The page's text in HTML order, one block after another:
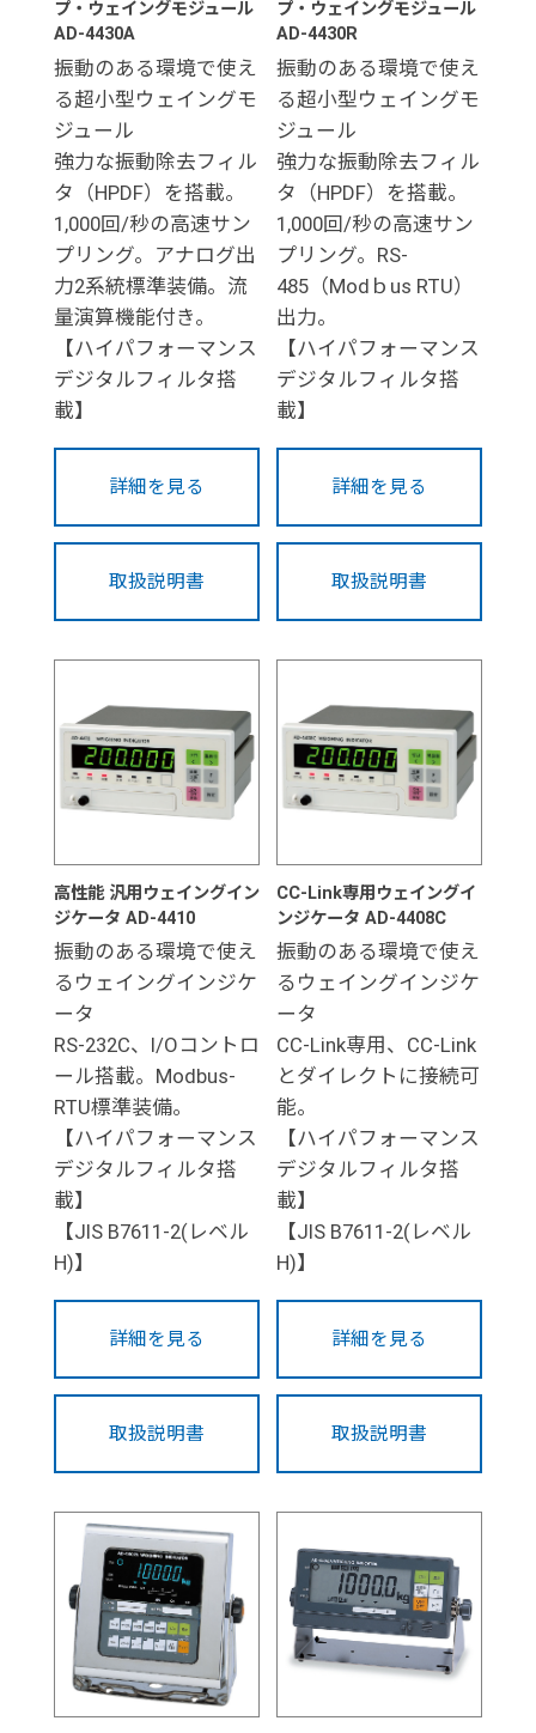
プ・ウェイングモジュール
AD-4430A
振動のある環境で使え
る超小型ウェイングモ
ジュール
強力な振動除去フィル
タ（HPDF）を搭載。
1,000回/秒の高速サン
プリング。アナログ出
力2系統標準装備。流
量演算機能付き。
【ハイパフォーマンス
デジタルフィルタ搭
載】
詳細を見る
取扱説明書
プ・ウェイングモジュール
AD-4430R
振動のある環境で使え
る超小型ウェイングモ
ジュール
強力な振動除去フィル
タ（HPDF）を搭載。
1,000回/秒の高速サン
プリング。RS-
485（Modｂus RTU）
出力。
【ハイパフォーマンス
デジタルフィルタ搭
載】
詳細を見る
取扱説明書
高性能 汎用ウェイングイン
ジケータ AD-4410
振動のある環境で使え
るウェイングインジケ
ータ
RS-232C、I/Oコントロ
ール搭載。Modbus-
RTU標準装備。
【ハイパフォーマンス
デジタルフィルタ搭
載】
【JIS B7611-2(レベル
H)】
詳細を見る
取扱説明書
CC-Link専用ウェイングイ
ンジケータ AD-4408C
振動のある環境で使え
るウェイングインジケ
ータ
CC-Link専用、CC-Link
とダイレクトに接続可
能。
【ハイパフォーマンス
デジタルフィルタ搭
載】
【JIS B7611-2(レベル
H)】
詳細を見る
取扱説明書